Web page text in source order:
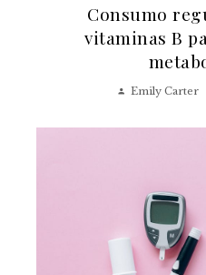
Consumo
vitaminas B
Emily Carter